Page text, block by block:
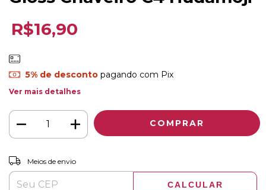
R$16,90
5% de descontopagando com Pix
Ver mais detalhes
Entregas para o CEP:
Meios de envio
CALCULAR